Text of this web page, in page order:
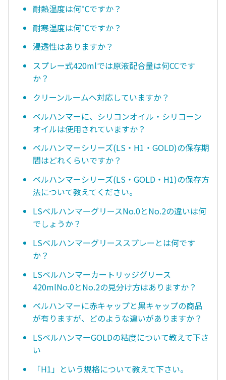
耐熱温度は何℃ですか？
耐寒温度は何℃ですか？
浸透性はありますか？
スプレー式420mlでは原液配合量は何CCです
か？
クリーンルームへ対応していますか？
ベルハンマーに、シリコンオイル・シリコーン
オイルは使用されていますか？
ベルハンマーシリーズ(LS・H1・GOLD)の保存期
間はどれくらいですか？
ベルハンマーシリーズ(LS・GOLD・H1)の保存方
法について教えてください。
LSベルハンマーグリースNo.0とNo.2の違いは何
でしょうか？
LSベルハンマーグリーススプレーとは何です
か？
LSベルハンマーカートリッジグリース
420mlNo.0とNo.2の見分け方はありますか？
ベルハンマーに赤キャップと黒キャップの商品
が有りますが、どのような違いがありますか？
LSベルハンマーGOLDの粘度について教えて下さ
い
「H1」という規格について教えて下さい。